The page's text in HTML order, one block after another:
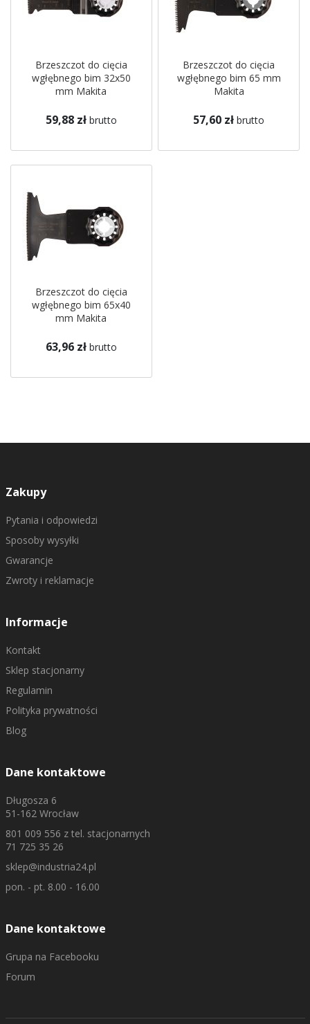
Brzeszczot do cięcia
wgłębnego bim 32x50
mm Makita
59,88 zł brutto
Brzeszczot do cięcia
wgłębnego bim 65 mm
Makita
57,60 zł brutto
Brzeszczot do cięcia
wgłębnego bim 65x40
mm Makita
63,96 zł brutto
Zakupy
Pytania i odpowiedzi
Sposoby wysyłki
Gwarancje
Zwroty i reklamacje
Informacje
Kontakt
Sklep stacjonarny
Regulamin
Polityka prywatności
Blog
Dane kontaktowe
Długosza 6
51-162 Wrocław
801 009 556 z tel. stacjonarnych
71 725 35 26
sklep@industria24.pl
pon. - pt. 8.00 - 16.00
Dane kontaktowe
Grupa na Facebooku
Forum